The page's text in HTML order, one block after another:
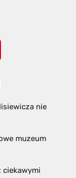
nie
muzeum
ciekawymi